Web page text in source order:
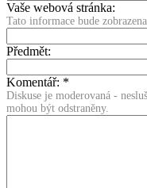
Vaše webová stránka:
Tato informace bude
Předmět:
Komentář: *
Diskuse je moderovaná -
mohou být odstraněny.